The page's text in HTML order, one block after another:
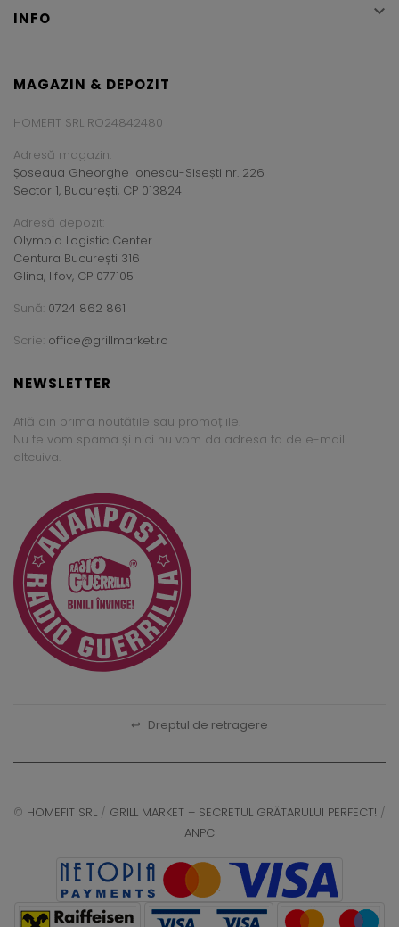
INFO 
MAGAZIN & DEPOZIT
HOMEFIT SRL RO24842480
Adresă magazin:
Șoseaua Gheorghe Ionescu-Sisești nr. 226
Sector 1, București, CP 013824
Adresă depozit:
Olympia Logistic Center
Centura București 316
Glina, Ilfov, CP 077105
Sună: 0724 862 861
Scrie: office@grillmarket.ro
NEWSLETTER
Află din prima noutățile sau promoțiile.
Nu te vom spama și nici nu vom da adresa ta de e-mail
altcuiva.
↩ Dreptul de retragere
© HOMEFIT SRL / GRILL MARKET – SECRETUL GRĂTARULUI PERFECT! /
ANPC